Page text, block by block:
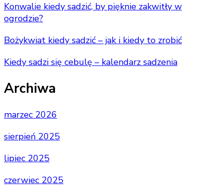
Konwalie kiedy sadzić, by pięknie zakwitły w
ogrodzie?
Bożykwiat kiedy sadzić – jak i kiedy to zrobić
Kiedy sadzi się cebulę – kalendarz sadzenia
Archiwa
marzec 2026
sierpień 2025
lipiec 2025
czerwiec 2025